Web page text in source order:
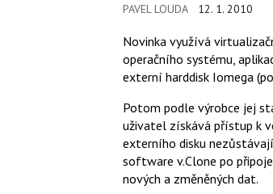
PAVEL LOUDA 12. 1. 2010
Novinka využívá
operačního systému,
externí harddisk Iomega
Potom podle výrobce jej
uživatel získává přístup k
externího disku
software v.Clone po
nových a změněných dat.